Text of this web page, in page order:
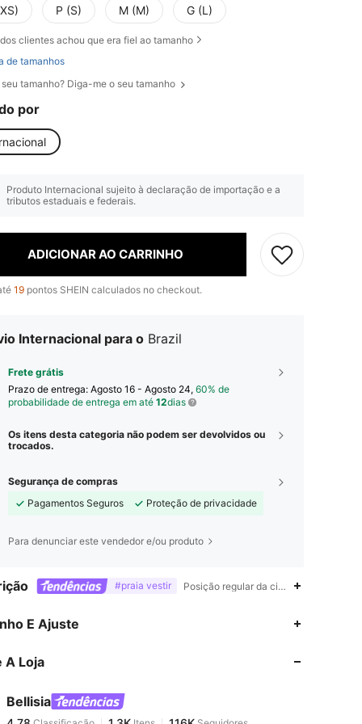
P (S) M (M) G (L)
dos clientes achou que era fiel ao tamanho
de tamanhos
tamanho? Diga-me o seu tamanho
por
Produto Internacional sujeito à declaração de importação e a
tributos estaduais e federais.
ADICIONAR AO CARRINHO
19 pontos SHEIN calculados no checkout.
Internacional para o Brazil
Frete grátis
Prazo de entrega: Agosto 16 - Agosto 24, 60% de
probabilidade de entrega em até 12dias
Os itens desta categoria não podem ser devolvidos ou
trocados.
Segurança de compras
Pagamentos Seguros
Proteção de privacidade
Para denunciar este vendedor e/ou produto
#praia vestir Posição regular da circunferência
E Ajuste
A Loja
Bellisia
4,78
4,78Classificação 1.3K